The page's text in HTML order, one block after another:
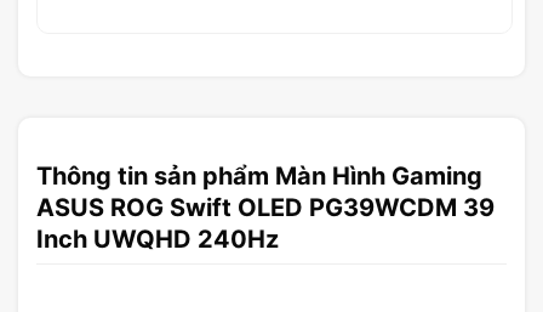
Thông tin sản phẩm Màn Hình Gaming
ASUS ROG Swift OLED PG39WCDM 39
Inch UWQHD 240Hz